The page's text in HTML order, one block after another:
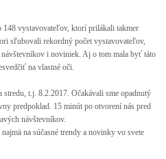
148 vystavovateľov, ktorí prilákali takmer
sľubovali rekordný počet vystavovateľov,
i noviniek. Aj o tom mala byť táto
na vlastné oči.
t.j. 8.2.2017. Očakávali sme opadnutý
predpoklad. 15 minút po otvorení nás pred
návštevníkov.
na súčasné trendy a novinky vo svete